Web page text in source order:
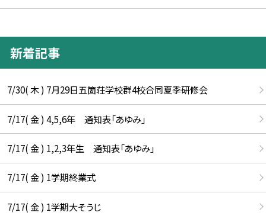
新着記事
7/30( 木 ) 7月29日五箇荘学校群4校合同夏季研修会
7/17( 金 ) 4,5,6年 通知表「あゆみ」
7/17( 金 ) 1,2,3年生 通知表「あゆみ」
7/17( 金 ) 1学期終業式
7/17( 金 ) 1学期大そうじ